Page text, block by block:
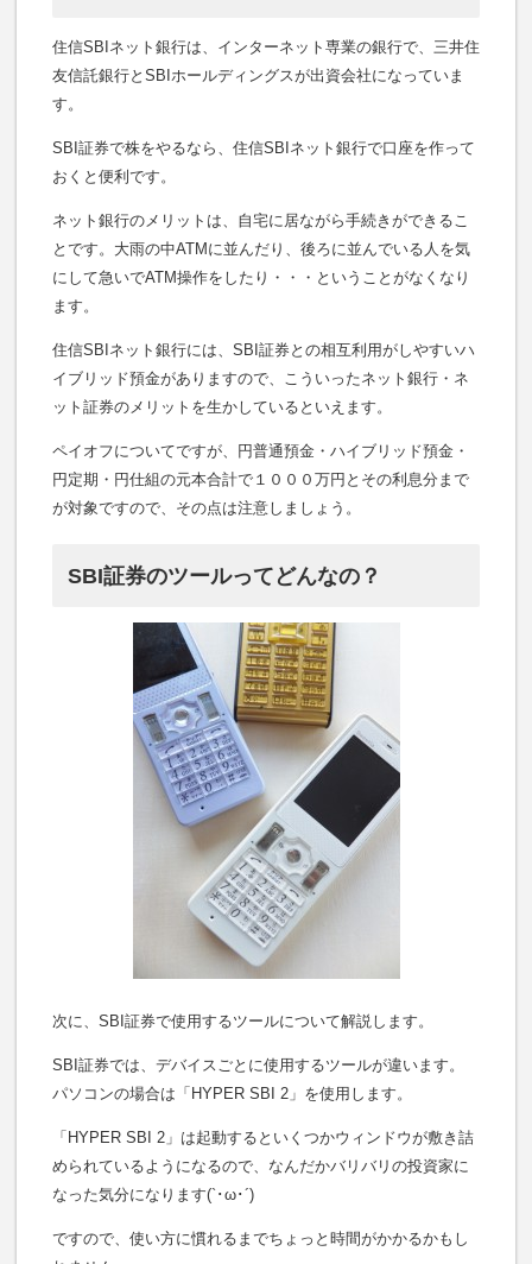
住信SBIネット銀行は、インターネット専業の銀行で、三井住
友信託銀行とSBIホールディングスが出資会社になっていま
す。
SBI証券で株をやるなら、住信SBIネット銀行で口座を作って
おくと便利です。
ネット銀行のメリットは、自宅に居ながら手続きができるこ
とです。大雨の中ATMに並んだり、後ろに並んでいる人を気
にして急いでATM操作をしたり・・・ということがなくなり
ます。
住信SBIネット銀行には、SBI証券との相互利用がしやすいハ
イブリッド預金がありますので、こういったネット銀行・ネ
ット証券のメリットを生かしているといえます。
ペイオフについてですが、円普通預金・ハイブリッド預金・
円定期・円仕組の元本合計で１０００万円とその利息分まで
が対象ですので、その点は注意しましょう。
SBI証券のツールってどんなの？
次に、SBI証券で使用するツールについて解説します。
SBI証券では、デバイスごとに使用するツールが違います。
パソコンの場合は「HYPER SBI 2」を使用します。
「HYPER SBI 2」は起動するといくつかウィンドウが敷き詰
められているようになるので、なんだかバリバリの投資家に
なった気分になります(`･ω･´)
ですので、使い方に慣れるまでちょっと時間がかかるかもし